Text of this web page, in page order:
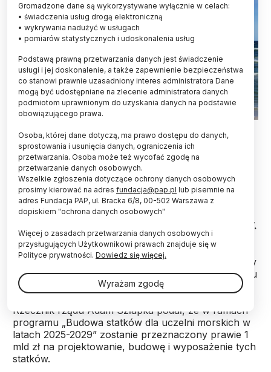
Naukowcy z PAN krytycznie odnieśli się do
zapowiedzi rządu dotyczących budowy dwóch
nowych statków dla uczelni morskich. Prof.
Dariusz Jemielniak przypomniał, że środowisko
naukowe miało obiecywany nowy statek
badawczy od wielu lat. Prof. Jan Marcin
Węsławski uznał, że rząd „funduje niespodziankę”.
We wtorek rząd zdecydował o finansowaniu budowy
dwóch nowychstatków– żaglowca dla Uniwersytetu
Morskiego w Gdyni oraz jednostki szkolno-
Rzecznik rządu Adam Szłapka podał, że w ramach
programu „Budowa statków dla uczelni morskich w
latach 2025-2029” zostanie przeznaczony prawie 1
mld zł na projektowanie, budowę i wyposażenie tych
statków.
Gromadzone dane są wykorzystywane wyłącznie w celach:
• świadczenia usług drogą elektroniczną
• wykrywania nadużyć w usługach
• pomiarów statystycznych i udoskonalenia usług
Podstawą prawną przetwarzania danych jest świadczenie
usługi i jej doskonalenie, a także zapewnienie bezpieczeństwa
co stanowi prawnie uzasadniony interes administratora Dane
mogą być udostępniane na zlecenie administratora danych
podmiotom uprawnionym do uzyskania danych na podstawie
obowiązującego prawa.
Osoba, której dane dotyczą, ma prawo dostępu do danych,
sprostowania i usunięcia danych, ograniczenia ich
przetwarzania. Osoba może też wycofać zgodę na
przetwarzanie danych osobowych.
Wszelkie zgłoszenia dotyczące ochrony danych osobowych
prosimy kierować na adres fundacja@pap.pl lub pisemnie na
adres Fundacja PAP, ul. Bracka 6/8, 00-502 Warszawa z
dopiskiem "ochrona danych osobowych"
Więcej o zasadach przetwarzania danych osobowych i
przysługujących Użytkownikowi prawach znajduje się w
Polityce prywatności. Dowiedz się więcej.
Wyrażam zgodę